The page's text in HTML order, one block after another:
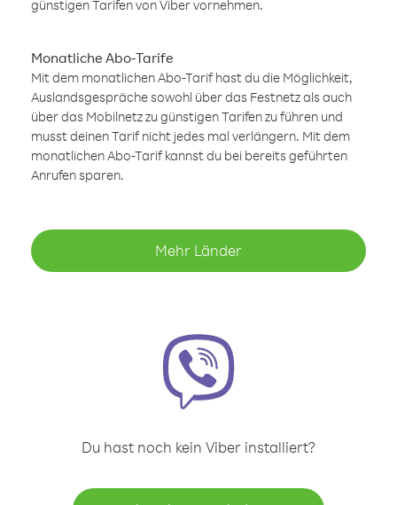
günstigen Tarifen von Viber vornehmen.
Monatliche Abo-Tarife
Mit dem monatlichen Abo-Tarif hast du die Möglichkeit,
Auslandsgespräche sowohl über das Festnetz als auch
über das Mobilnetz zu günstigen Tarifen zu führen und
musst deinen Tarif nicht jedes mal verlängern. Mit dem
monatlichen Abo-Tarif kannst du bei bereits geführten
Anrufen sparen.
Mehr Länder
Du hast noch kein Viber installiert?